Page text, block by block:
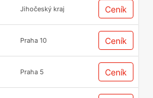
Jihočeský kraj Ceník
Praha 10 Ceník
Praha 5 Ceník